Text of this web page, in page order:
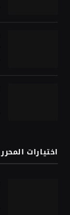
اختيارات المحرر